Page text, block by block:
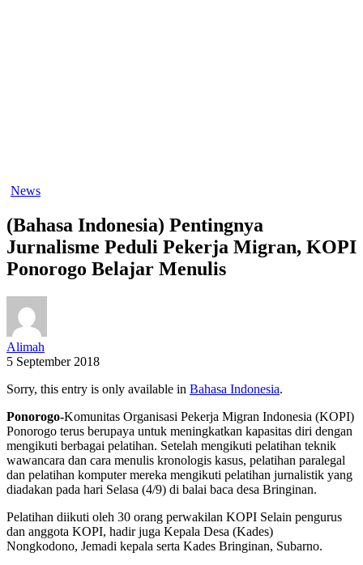
News
(Bahasa Indonesia) Pentingnya
Jurnalisme Peduli Pekerja Migran, KOPI
Ponorogo Belajar Menulis
Alimah
5 September 2018
Sorry, this entry is only available in Bahasa Indonesia.
Ponorogo-Komunitas Organisasi Pekerja Migran Indonesia (KOPI)
Ponorogo terus berupaya untuk meningkatkan kapasitas diri dengan
mengikuti berbagai pelatihan. Setelah mengikuti pelatihan teknik
wawancara dan cara menulis kronologis kasus, pelatihan paralegal
dan pelatihan komputer mereka mengikuti pelatihan jurnalistik yang
diadakan pada hari Selasa (4/9) di balai baca desa Bringinan.
Pelatihan diikuti oleh 30 orang perwakilan KOPI Selain pengurus
dan anggota KOPI, hadir juga Kepala Desa (Kades)
Nongkodono, Jemadi kepala serta Kades Bringinan, Subarno.